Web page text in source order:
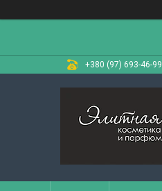
+380 (97) 693-46-99